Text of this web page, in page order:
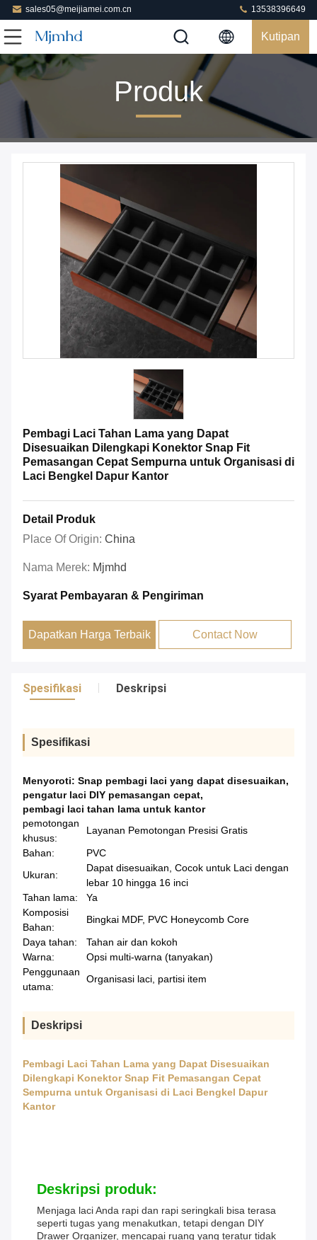
sales05@meijiamei.com.cn 13538396649
Kutipan
Produk
Pembagi Laci Tahan Lama yang Dapat
Disesuaikan Dilengkapi Konektor Snap Fit
Pemasangan Cepat Sempurna untuk Organisasi di
Laci Bengkel Dapur Kantor
Detail Produk
Place Of Origin: China
Nama Merek: Mjmhd
Syarat Pembayaran & Pengiriman
Dapatkan Harga Terbaik Contact Now
Spesifikasi Deskripsi
Spesifikasi
Menyoroti: Snap pembagi laci yang dapat disesuaikan,
pengatur laci DIY pemasangan cepat,
pembagi laci tahan lama untuk kantor
pemotongan
khusus:
Layanan Pemotongan Presisi Gratis
Bahan:
PVC
Ukuran:
Dapat disesuaikan, Cocok untuk Laci dengan
lebar 10 hingga 16 inci
Tahan lama:
Ya
Komposisi
Bahan:
Bingkai MDF, PVC Honeycomb Core
Daya tahan:
Tahan air dan kokoh
Warna:
Opsi multi-warna (tanyakan)
Penggunaan
utama:
Organisasi laci, partisi item
Deskripsi
Pembagi Laci Tahan Lama yang Dapat Disesuaikan
Dilengkapi Konektor Snap Fit Pemasangan Cepat
Sempurna untuk Organisasi di Laci Bengkel Dapur
Kantor
Deskripsi produk:
Menjaga laci Anda rapi dan rapi seringkali bisa terasa
seperti tugas yang menakutkan, tetapi dengan DIY
Drawer Organizer, mencapai ruang yang teratur tidak